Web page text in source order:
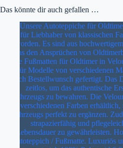
Das könnte dir auch gefallen …